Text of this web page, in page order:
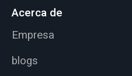
Acerca de
Empresa
blogs